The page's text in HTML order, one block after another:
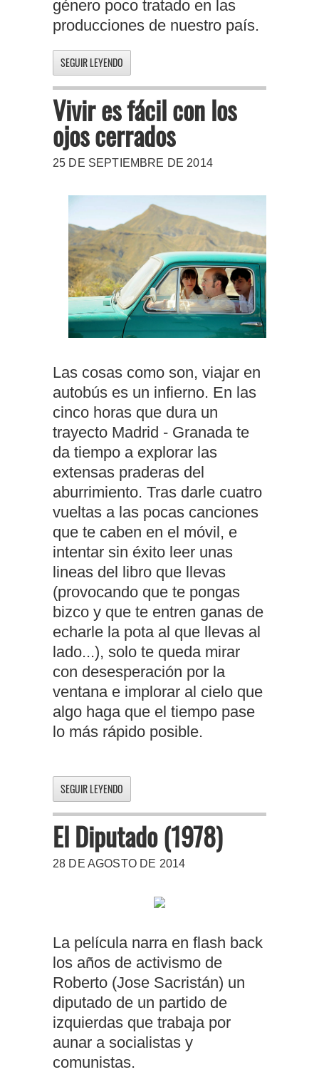
género poco tratado en las
producciones de nuestro país.
SEGUIR LEYENDO
Vivir es fácil con los
ojos cerrados
25 DE SEPTIEMBRE DE 2014
Las cosas como son, viajar en
autobús es un infierno. En las
cinco horas que dura un
trayecto Madrid - Granada te
da tiempo a explorar las
extensas praderas del
aburrimiento. Tras darle cuatro
vueltas a las pocas canciones
que te caben en el móvil, e
intentar sin éxito leer unas
lineas del libro que llevas
(provocando que te pongas
bizco y que te entren ganas de
echarle la pota al que llevas al
lado...), solo te queda mirar
con desesperación por la
ventana e implorar al cielo que
algo haga que el tiempo pase
lo más rápido posible.
SEGUIR LEYENDO
El Diputado (1978)
28 DE AGOSTO DE 2014
La película narra en flash back
los años de activismo de
Roberto (Jose Sacristán) un
diputado de un partido de
izquierdas que trabaja por
aunar a socialistas y
comunistas.